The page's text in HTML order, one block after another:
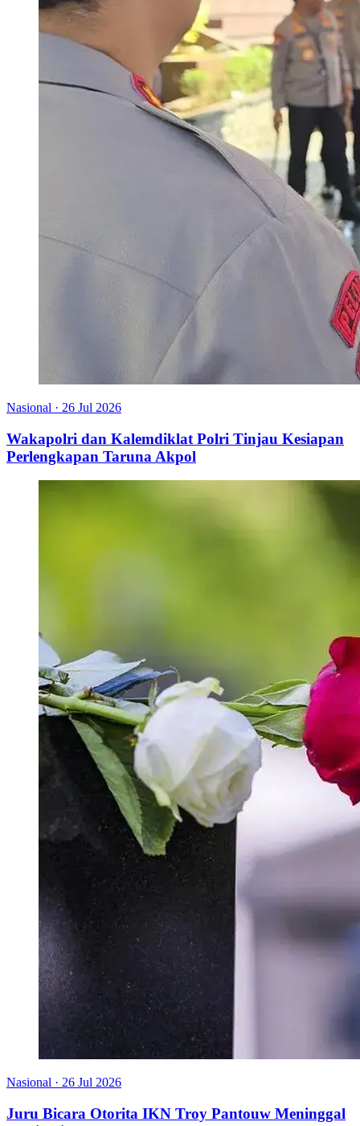
Nasional · 26 Jul 2026
Wakapolri dan Kalemdiklat Polri Tinjau Kesiapan
Perlengkapan Taruna Akpol
Nasional · 26 Jul 2026
Juru Bicara Otorita IKN Troy Pantouw Meninggal